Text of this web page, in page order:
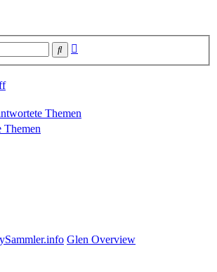
Suche
Themen
Themen
Glen Overview